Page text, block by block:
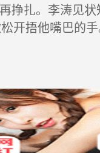
扎。李涛见状
开捂他嘴巴的手